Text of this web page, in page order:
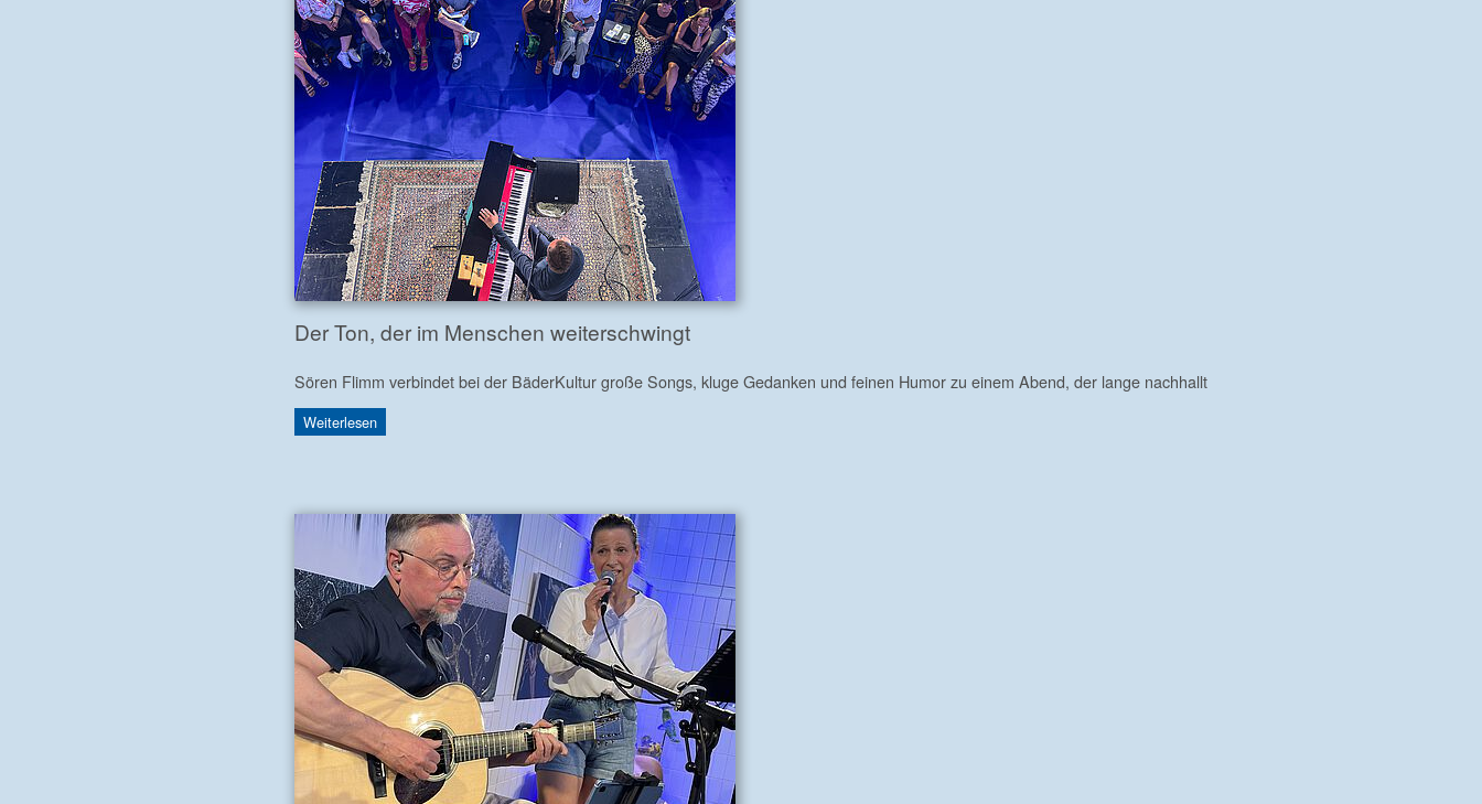
Der Ton, der im Menschen weiterschwingt
Sören Flimm verbindet bei der BäderKultur große Songs, kluge Gedanken und feinen Humor zu einem Abend, der lange nachhallt
Weiterlesen